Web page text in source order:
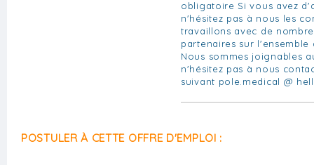
obligatoire Si vous avez
n'hésitez pas à nous les
travaillons avec de
partenaires sur
Nous sommes joignables
n'hésitez pas à nous
suivant pole.medical @
POSTULER À CETTE OFFRE D'EMPLOI :